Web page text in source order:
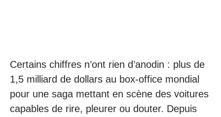
Certains chiffres n’ont rien d’anodin : plus de
1,5 milliard de dollars au box-office mondial
pour une saga mettant en scène des voitures
capables de rire, pleurer ou douter. Depuis